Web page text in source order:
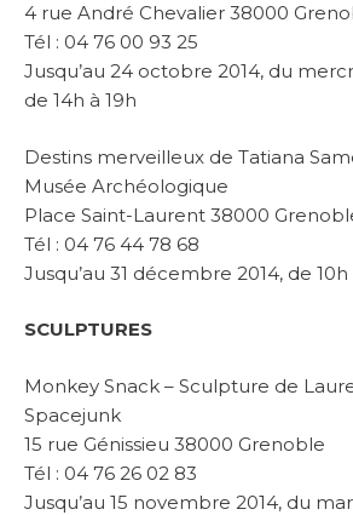
4 rue André Chevalier 38000
Tél : 04 76 00 93 25
Jusqu’au 24 octobre 2014, du
de 14h à 19h
Destins merveilleux de Tatiana
Musée Archéologique
Place Saint-Laurent 38000
Tél : 04 76 44 78 68
Jusqu’au 31 décembre 2014, de
SCULPTURES
Monkey Snack – Sculpture de
Spacejunk
15 rue Génissieu 38000 Grenoble
Tél : 04 76 26 02 83
Jusqu’au 15 novembre 2014, du